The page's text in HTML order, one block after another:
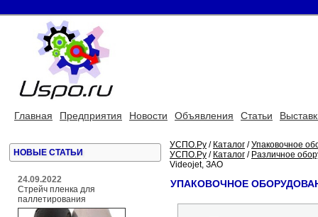
Главная Предприятия Новости Объявления Статьи
НОВЫЕ СТАТЬИ
24.09.2022
Стрейч пленка для
паллетирования
УСПО.Ру / Каталог /Упаковочное
УСПО.Ру / Каталог / Различное
Videojet, ЗАО
УПАКОВОЧНОЕ